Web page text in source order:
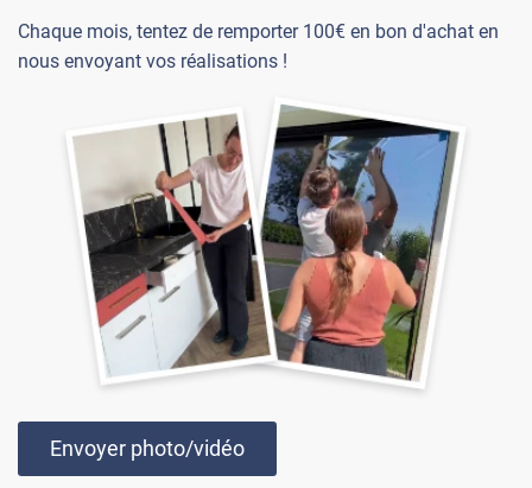
Chaque mois, tentez de remporter 100€ en bon d'achat en
nous envoyant vos réalisations !
Envoyer photo/vidéo